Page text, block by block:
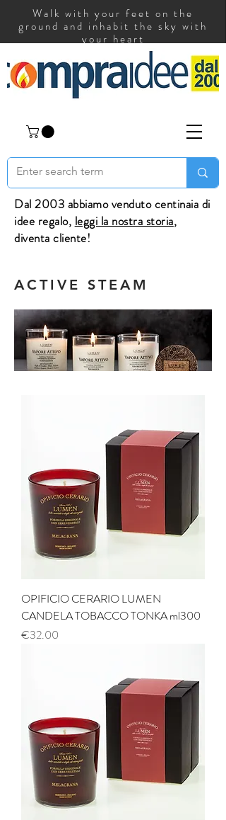
Walk with your feet on the
ground and inhabit the sky with
your heart
Dal 2003 abbiamo venduto centinaia di
idee regalo, leggi la nostra storia,
diventa cliente!
ACTIVE STEAM
OPIFICIO CERARIO LUMEN
CANDELA TOBACCO TONKA ml300
Price
€32.00